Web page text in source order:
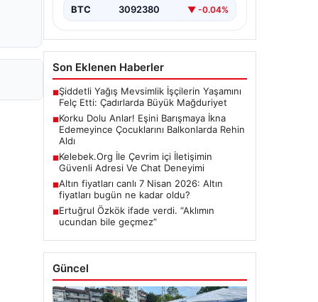
BTC 3092380 ▼ -0.04%
Son Eklenen Haberler
■Şiddetli Yağış Mevsimlik İşçilerin Yaşamını
Felç Etti: Çadırlarda Büyük Mağduriyet
■Korku Dolu Anlar! Eşini Barışmaya İkna
Edemeyince Çocuklarını Balkonlarda Rehin
Aldı
■Kelebek.Org İle Çevrim içi İletişimin
Güvenli Adresi Ve Chat Deneyimi
■Altın fiyatları canlı 7 Nisan 2026: Altın
fiyatları bugün ne kadar oldu?
■Ertuğrul Özkök ifade verdi. “Aklımın
ucundan bile geçmez”
Güncel